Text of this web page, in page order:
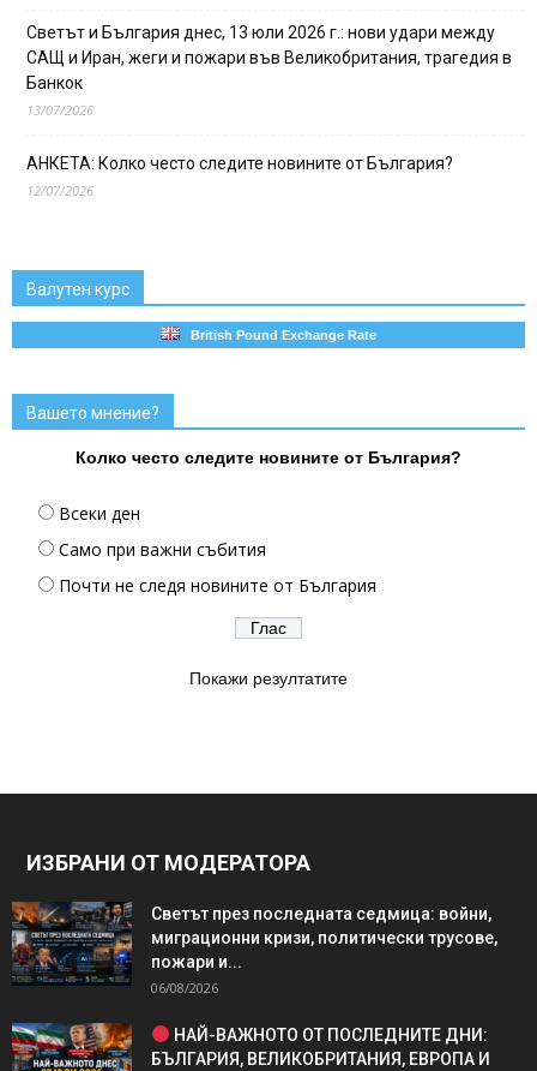
Светът и България днес, 13 юли 2026 г.: нови удари между
САЩ и Иран, жеги и пожари във Великобритания, трагедия в
Банкок
13/07/2026
АНКЕТА: Колко често следите новините от България?
12/07/2026
Валутен курс
British Pound Exchange Rate
Вашето мнение?
Колко често следите новините от България?
Всеки ден
Само при важни събития
Почти не следя новините от България
Покажи резултатите
ИЗБРАНИ ОТ МОДЕРАТОРА
Светът през последната седмица: войни,
миграционни кризи, политически трусове,
пожари и...
06/08/2026
НАЙ-ВАЖНОТО ОТ ПОСЛЕДНИТЕ ДНИ:
БЪЛГАРИЯ, ВЕЛИКОБРИТАНИЯ, ЕВРОПА И